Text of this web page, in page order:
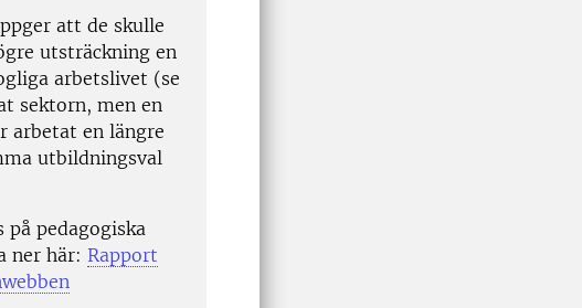
att de skulle
utsträckning en
arbetslivet (se
sektorn, men en
arbetat en längre
utbildningsval
pedagogiska
ner här: Rapport